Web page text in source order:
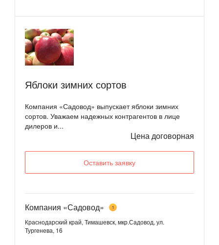
Яблоки зимних сортов
Компания «Садовод» выпускает яблоки зимних
сортов. Уважаем надежных контрагентов в лице
дилеров и...
Цена договорная
Оставить заявку
Компания «Садовод» 1
Краснодарский край, Тимашевск, мкр.Садовод, ул.
Тургенева, 16